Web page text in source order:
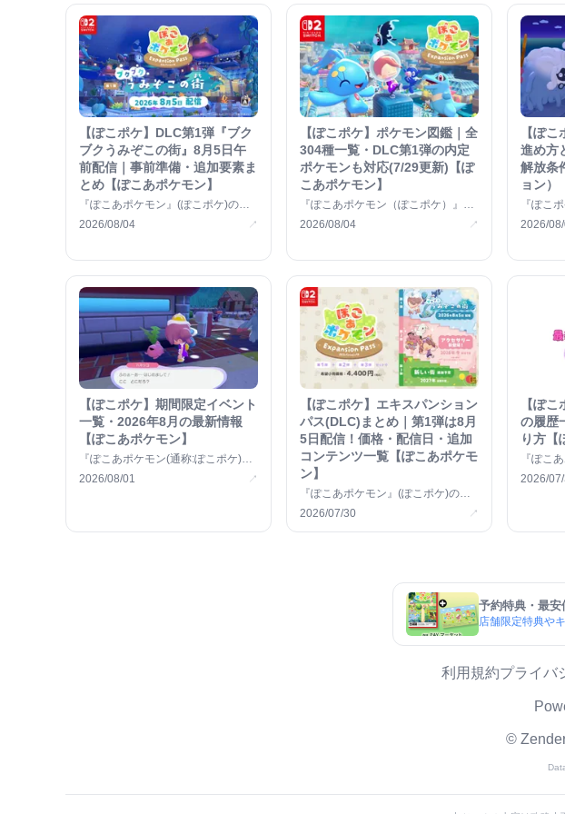
【ぽこポケ】DLC第1弾『ブク
ブクうみぞこの街』8月5日午
前配信｜事前準備・追加要素ま
とめ【ぽこあポケモン】
『ぽこあポケモン』(ぽこポケ)の有
料DLC第1弾「ブクブクうみぞこの
2026/08/04 ↗
【ぽこポケ】ポケモン図鑑｜全
304種一覧・DLC第1弾の内定
ポケモンも対応(7/29更新)【ぽ
こあポケモン】
『ぽこあポケモン（ぽこポケ）』に
登場する全304種類のポケモンを掲
2026/08/04 ↗
【ぽ
進め方
解放条
ョン）
『ぽこ
いて、
2026/
【ぽこポケ】期間限定イベント
一覧・2026年8月の最新情報
【ぽこあポケモン】
『ぽこあポケモン(通称:ぽこポケ)』
の期間限定イベントの一覧記事で
2026/08/01 ↗
【ぽこポケ】エキスパンション
パス(DLC)まとめ｜第1弾は8月
5日配信！価格・配信日・追加
コンテンツ一覧【ぽこあポケモ
ン】
『ぽこあポケモン』(ぽこポケ)の有
料DLC「エキスパンションパス」
2026/07/30 ↗
【ぽ
の履歴
り方【
『ぽこ
ケ)』の
2026/
予約特典・最
店舗限定特典や
利用規約プライバ
©